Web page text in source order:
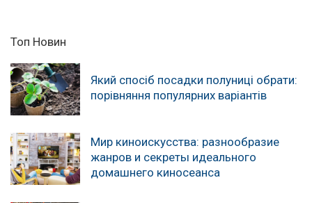
Топ Новин
Який спосіб посадки полуниці обрати:
порівняння популярних варіантів
Мир киноискусства: разнообразие
жанров и секреты идеального
домашнего киносеанса